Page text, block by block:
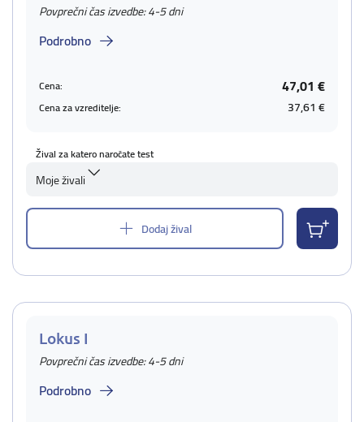
Povprečni čas izvedbe: 4-5 dni
Podrobno
Cena: 47,01 €
Cena za vzreditelje: 37,61 €
Žival za katero naročate test
Moje živali
Dodaj žival
Lokus I
Povprečni čas izvedbe: 4-5 dni
Podrobno